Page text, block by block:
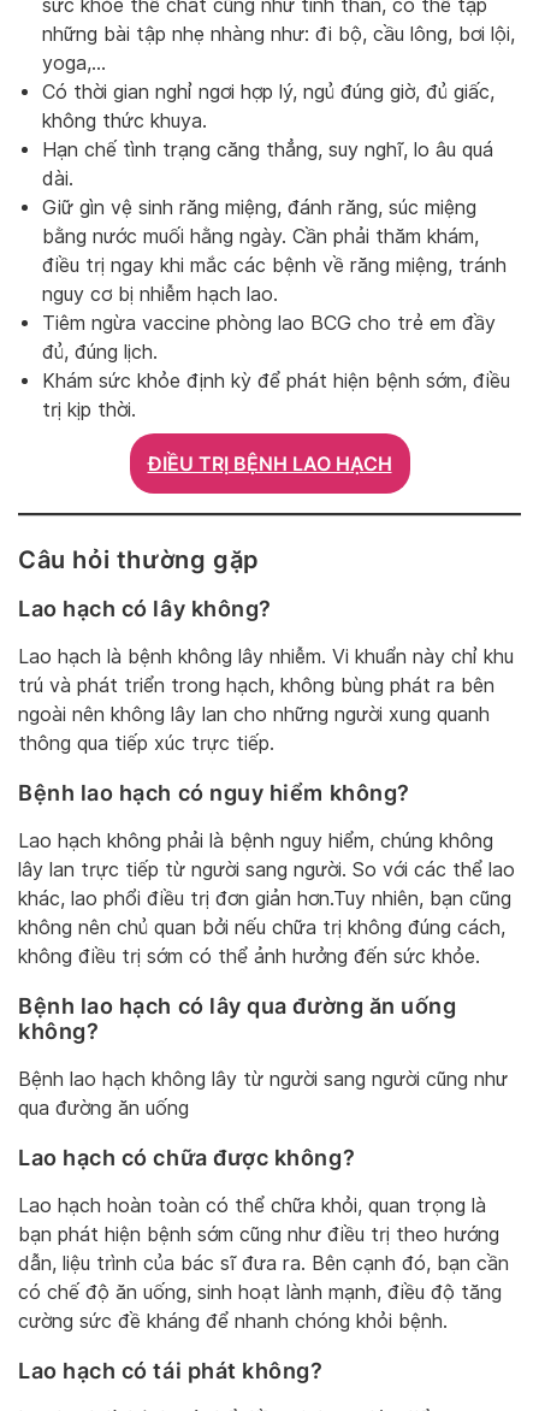
sức khỏe thể chất cũng như tinh thần, có thể tập
những bài tập nhẹ nhàng như: đi bộ, cầu lông, bơi lội,
yoga,…
Có thời gian nghỉ ngơi hợp lý, ngủ đúng giờ, đủ giấc,
không thức khuya.
Hạn chế tình trạng căng thẳng, suy nghĩ, lo âu quá
dài.
Giữ gìn vệ sinh răng miệng, đánh răng, súc miệng
bằng nước muối hằng ngày. Cần phải thăm khám,
điều trị ngay khi mắc các bệnh về răng miệng, tránh
nguy cơ bị nhiễm hạch lao.
Tiêm ngừa vaccine phòng lao BCG cho trẻ em đầy
đủ, đúng lịch.
Khám sức khỏe định kỳ để phát hiện bệnh sớm, điều
trị kịp thời.
ĐIỀU TRỊ BỆNH LAO HẠCH
Câu hỏi thường gặp
Lao hạch có lây không?
Lao hạch là bệnh không lây nhiễm. Vi khuẩn này chỉ khu
trú và phát triển trong hạch, không bùng phát ra bên
ngoài nên không lây lan cho những người xung quanh
thông qua tiếp xúc trực tiếp.
Bệnh lao hạch có nguy hiểm không?
Lao hạch không phải là bệnh nguy hiểm, chúng không
lây lan trực tiếp từ người sang người. So với các thể lao
khác, lao phổi điều trị đơn giản hơn.Tuy nhiên, bạn cũng
không nên chủ quan bởi nếu chữa trị không đúng cách,
không điều trị sớm có thể ảnh hưởng đến sức khỏe.
Bệnh lao hạch có lây qua đường ăn uống
không?
Bệnh lao hạch không lây từ người sang người cũng như
qua đường ăn uống
Lao hạch có chữa được không?
Lao hạch hoàn toàn có thể chữa khỏi, quan trọng là
bạn phát hiện bệnh sớm cũng như điều trị theo hướng
dẫn, liệu trình của bác sĩ đưa ra. Bên cạnh đó, bạn cần
có chế độ ăn uống, sinh hoạt lành mạnh, điều độ tăng
cường sức đề kháng để nhanh chóng khỏi bệnh.
Lao hạch có tái phát không?